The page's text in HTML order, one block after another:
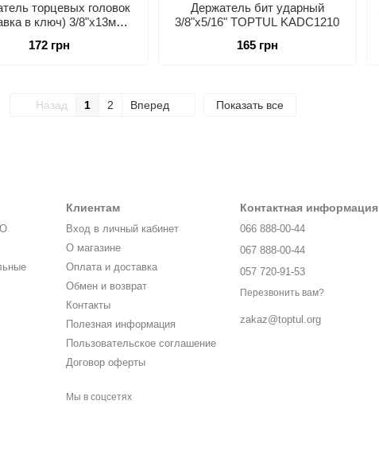
торцевых головок
в ключ) 3/8"х13мм
172 грн
Держатель бит ударный
3/8"х5/16" TOPTUL KADC1210
165 грн
Назад 1 2 Вперед Показать все
Клиентам
Вход в личный кабинет
О магазине
Оплата и доставка
Обмен и возврат
Контакты
Полезная информация
Пользовательское соглашение
Договор оферты
Мы в соцсетях
Контактная информация
066 888-00-44
067 888-00-44
057 720-91-53
Перезвонить вам?
zakaz@toptul.org